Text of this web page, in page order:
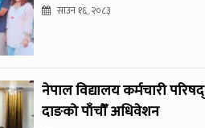
साउन १६, २०८३
नेपाल विद्यालय कर्मचारी परिषद्
दाङको पाँचौँ अधिवेशन